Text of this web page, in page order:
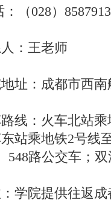
：（028）
：王老师
址：成都市西
线：火车北站
站乘地铁2号线
548路公交车；
学院提供往返